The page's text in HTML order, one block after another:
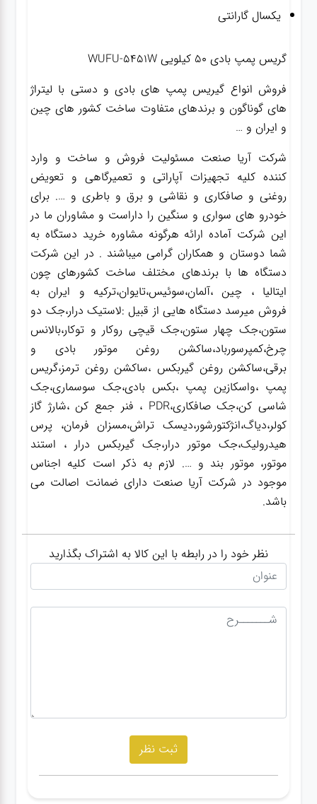
یکسال گارانتی
گریس پمپ بادی ۵۰ کیلویی WUFU-5451W
فروش انواع گیریس پمپ های بادی و دستی با لیتراژ
های گوناگون و برندهای متفاوت ساخت کشور های چین
و ایران و …
شرکت آریا صنعت مسئولیت فروش و ساخت و وارد
کننده کلیه تجهیزات آپاراتی و تعمیرگاهی و تعویض
روغنی و صافکاری و نقاشی و برق و باطری و …. برای
خودرو های سواری و سنگین را داراست و مشاوران ما در
این شرکت آماده ارائه هرگونه مشاوره خرید دستگاه به
شما دوستان و همکاران گرامی میباشند . در این شرکت
دستگاه ها با برندهای مختلف ساخت کشورهای چون
ایتالیا ، چین ،آلمان،سوئیس،تایوان،ترکیه و ایران به
فروش میرسد دستگاه هایی از قبیل :لاستیک درار،جک دو
ستون،جک چهار ستون،جک قیچی روکار و توکار،بالانس
چرخ،کمپرسورباد،ساکشن روغن موتور بادی و
برقی،ساکشن روغن گیربکس ،ساکشن روغن ترمز،گریس
پمپ ،واسکازین پمپ ،بکس بادی،جک سوسماری،جک
شاسی کن،جک صافکاری،PDR ، فنر جمع کن ،شارژ گاز
کولر،دیاگ،انژکتورشور،دیسک تراش،مسزان فرمان، پرس
هیدرولیک،جک موتور درار،جک گیربکس درار ، استند
موتور، موتور بند و …. لازم به ذکر است کلیه اجناس
موجود در شرکت آریا صنعت دارای ضمانت اصالت می
باشد.
نظر خود را در رابطه با این کالا به اشتراک بگذارید